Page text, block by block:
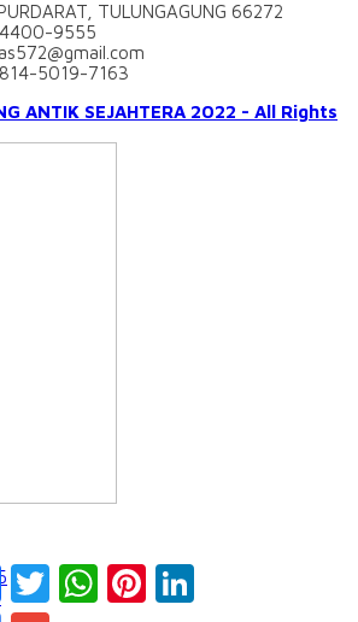
TULUNGAGUNG 66272
4400-9555
5019-7163
ANTIK SEJAHTERA 2022 - All Rights
FacebookTwitterWhatsAppPinterest